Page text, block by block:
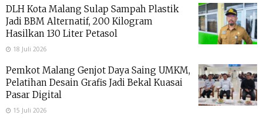
DLH Kota Malang Sulap Sampah Plastik
Jadi BBM Alternatif, 200 Kilogram
Hasilkan 130 Liter Petasol
18 Juli 2026
Pemkot Malang Genjot Daya Saing UMKM,
Pelatihan Desain Grafis Jadi Bekal Kuasai
Pasar Digital
15 Juli 2026